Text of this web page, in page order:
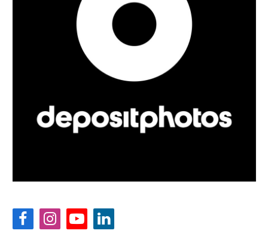
FacebookInstagramYouTubeLinkedIn